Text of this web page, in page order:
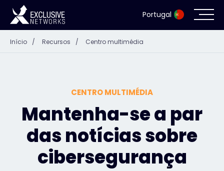
Portugal
Recursos
Empresa
Início / Recursos / Centro multimédia
CENTRO MULTIMÉDIA
Mantenha-se a par
das notícias sobre
cibersegurança